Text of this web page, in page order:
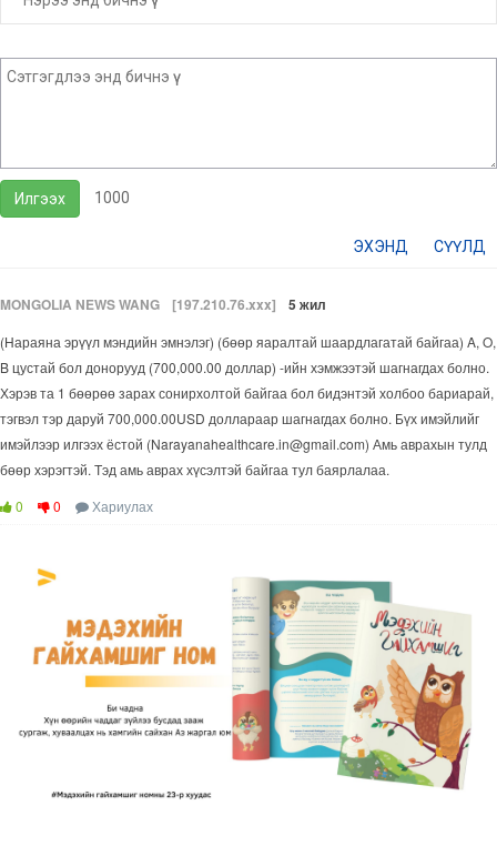
Илгээх 1000
ЭХЭНД СҮҮЛД
MONGOLIA NEWS WANG [197.210.76.xxx] 5 жил
(Нараяна эрүүл мэндийн эмнэлэг) (бөөр яаралтай шаардлагатай байгаа) A, O,
B цустай бол донорууд (700,000.00 доллар) -ийн хэмжээтэй шагнагдах болно.
Хэрэв та 1 бөөрөө зарах сонирхолтой байгаа бол бидэнтэй холбоо бариарай,
тэгвэл тэр даруй 700,000.00USD доллараар шагнагдах болно. Бүх имэйлийг
имэйлээр илгээх ёстой (Narayanahealthcare.in@gmail.com) Амь аврахын тулд
бөөр хэрэгтэй. Тэд амь аврах хүсэлтэй байгаа тул баярлалаа.
0
0 Хариулах